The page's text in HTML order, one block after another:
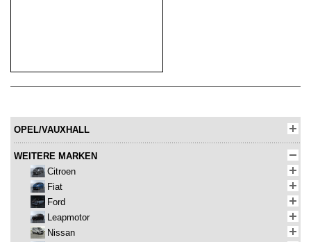
OPEL/VAUXHALL
WEITERE MARKEN
Citroen
Fiat
Ford
Leapmotor
Nissan